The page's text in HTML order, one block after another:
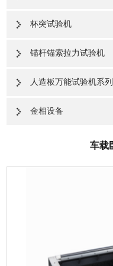
杯突试验机
锚杆锚索拉力试验机
人造板万能试验机系列
金相设备
车载